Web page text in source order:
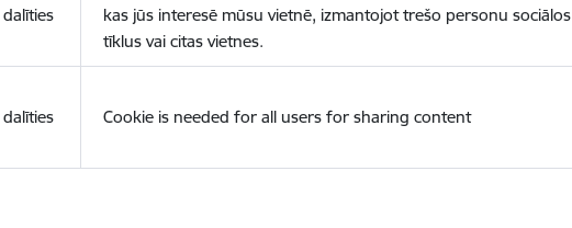
kas jūs interesē mūsu vietnē, izmantojot trešo personu sociālos
tīklus vai citas vietnes.
Cookie is needed for all users for sharing content